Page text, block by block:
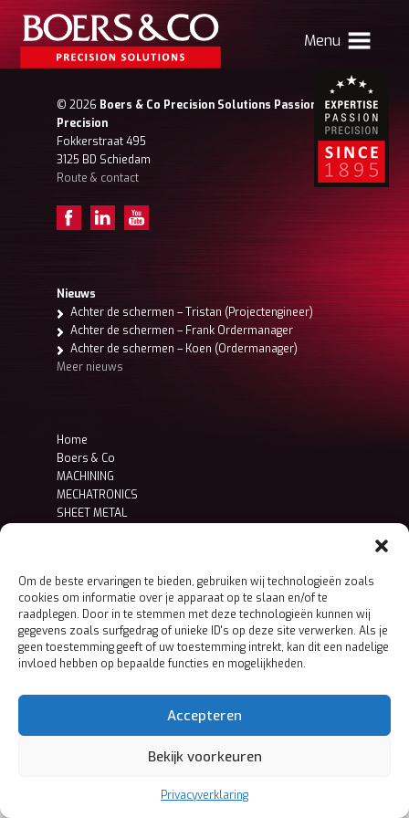
Om de beste ervaringen te bieden, gebruiken wij technologieën zoals
cookies om informatie over je apparaat op te slaan en/of te
raadplegen. Door in te stemmen met deze technologieën kunnen wij
gegevens zoals surfgedrag of unieke ID's op deze site verwerken. Als je
geen toestemming geeft of uw toestemming intrekt, kan dit een nadelige
invloed hebben op bepaalde functies en mogelijkheden.
Accepteren
Bekijk voorkeuren
Privacyverklaring
Menu
HOME
CONTACT
Verhuizing Atlas
© 2026 Boers & Co Precision Solutions Passion for
Precision
Fokkerstraat 495
3125 BD Schiedam
Route & contact
Nieuws
Achter de schermen – Tristan (Projectengineer)
Achter de schermen – Frank Ordermanager
Achter de schermen – Koen (Ordermanager)
Meer nieuws
Home
Boers & Co
MACHINING
MECHATRONICS
SHEET METAL